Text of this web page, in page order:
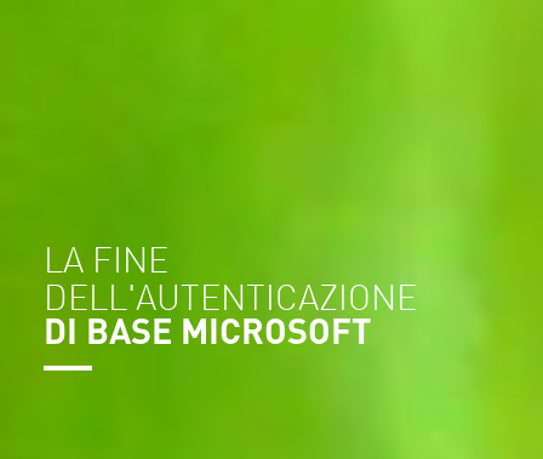
LA FINE
DELL'AUTENTICAZIONE
DI BASE MICROSOFT